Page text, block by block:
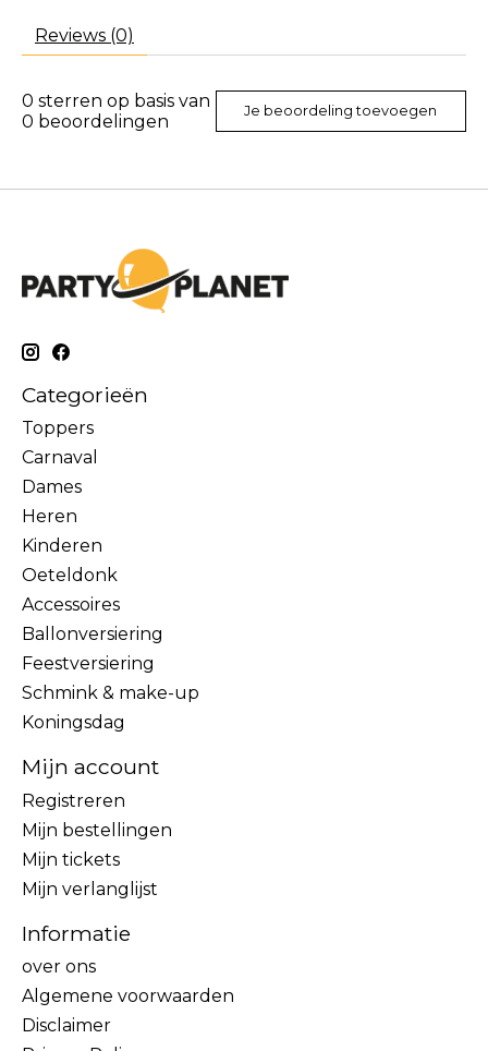
Reviews (0)
0 sterren op basis van
0 beoordelingen Je beoordeling toevoegen
Categorieën
Toppers
Carnaval
Dames
Heren
Kinderen
Oeteldonk
Accessoires
Ballonversiering
Feestversiering
Schmink & make-up
Koningsdag
Mijn account
Registreren
Mijn bestellingen
Mijn tickets
Mijn verlanglijst
Informatie
over ons
Algemene voorwaarden
Disclaimer